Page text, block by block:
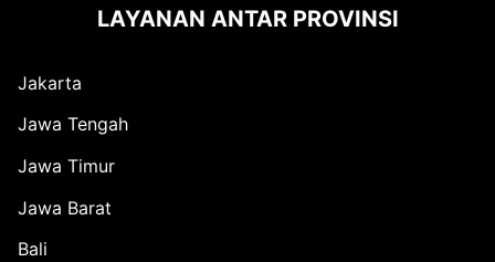
LAYANAN ANTAR PROVINSI
Jakarta
Jawa Tengah
Jawa Timur
Jawa Barat
Bali